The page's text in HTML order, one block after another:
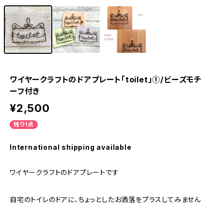
ワイヤークラフトのドアプレート「toilet」①/ビーズモチ
ーフ付き
¥2,500
残り1点
International shipping available
ワイヤークラフトのドアプレートです
自宅のトイレのドアに、ちょっとしたお洒落をプラスしてみません